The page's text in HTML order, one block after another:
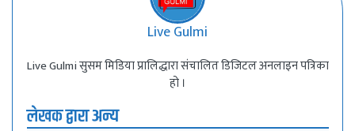
Live Gulmi
Live Gulmi सुसम मिडिया प्रालिद्धारा संचालित डिजिटल अनलाइन पत्रिका
हो ।
लेखक द्वारा अन्य